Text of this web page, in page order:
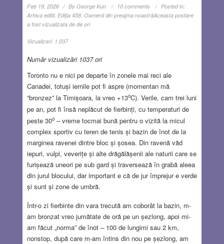
Feb 19, 2026 By George Kun 10 comments
Posted in:
Arhiva editii, Ediţia 458, Oamenii din preajma noastrăAceasta postare
a fost vizualizata de de ori
Vizualizari: 1,037
Număr vizualizări 1037 ori
Toronto nu e nici pe departe în zonele mai reci ale
Canadei, totuși iernile pot fi aspre (momentan mă
“bronzez” la Timișoara, la vreo +13oC). Verile, cam trei luni
pe an, pot fi însă neplăcut de fierbinți, cu temperaturi de
peste 30o– vreme tocmai bună pentru o vizită la micul
complex sportiv cu teren de tenis și bazin de înot de la
marginea ravenei dintre bloc și șosea. Din ravenă văd
iepuri, vulpi, veverițe și alte drăgălășenii ale naturii care se
furișează uneori pe sub gard și traversează în grabă aleea
din jurul blocului, dar important e că de jur împrejur e verde
și sunt și zone de umbră.
Într-o zi fierbinte din vara trecută am coborât la bazin, m-
am bronzat vreo jumătate de oră pe un șezlong, apoi mi-
am făcut „norma” de înot – 100 de lungimi sau 2 km,
nonstop, după care m-am întins din nou pe șezlong, am